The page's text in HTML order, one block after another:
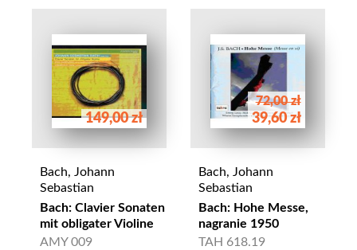
149,00 zł
Bach, Johann
Sebastian
Bach: Clavier Sonaten
mit obligater Violine
AMY 009
72,00 zł
39,60 zł
Bach, Johann
Sebastian
Bach: Hohe Messe,
nagranie 1950
TAH 618.19